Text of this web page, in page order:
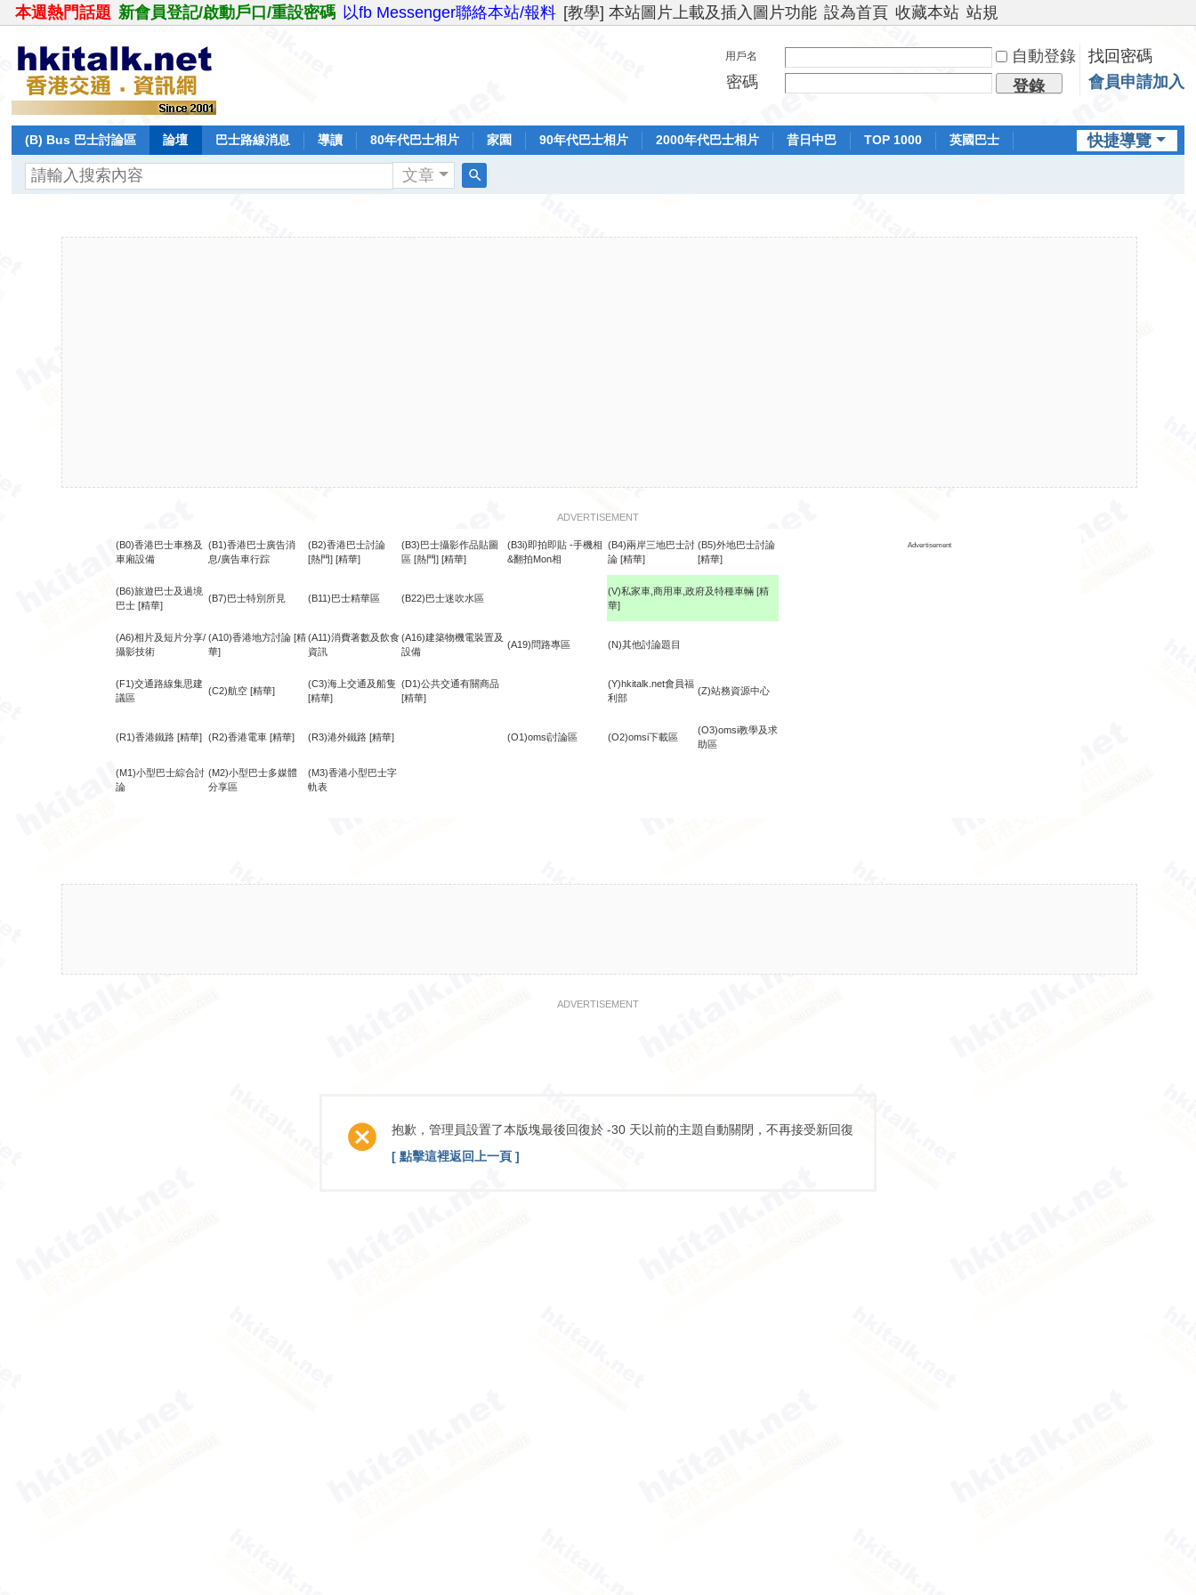
本週熱門話題 新會員登記/啟動戶口/重設密碼 以fb Messenger聯絡本站/報料 [教學] 本站圖片上載及插入圖片功能 設為首頁 收藏本站 站規
用戶名 自動登錄
找回密碼
密碼
登錄 會員申請加入
快捷導覽
(B) Bus 巴士討論區 論壇 巴士路線消息 導讀 80年代巴士相片 家園 90年代巴士相片 2000年代巴士相片 昔日中巴 TOP 1000
英國巴士
文章
ADVERTISEMENT
(B0)香港巴士車務及
車廂設備
(B1)香港巴士廣告消
息/廣告車行踪
(B2)香港巴士討論
[熱門] [精華]
(B3)巴士攝影作品貼圖
區 [熱門] [精華]
(B3i)即拍即貼 -手機相
&翻拍Mon相
(B4)兩岸三地巴士討
論 [精華]
(B5)外地巴士討論
[精華]
Advertisement
(B6)旅遊巴士及過境
巴士 [精華]
(B7)巴士特別所見 (B11)巴士精華區 (B22)巴士迷吹水區
(V)私家車,商用車,政府及特種車輛 [精
華]
(A6)相片及短片分享/
攝影技術
(A10)香港地方討論 [精
華]
(A11)消費著數及飲食
資訊
(A16)建築物機電裝置及
設備
(A19)問路專區 (N)其他討論題目
(F1)交通路線集思建
議區
(C2)航空 [精華]
(C3)海上交通及船隻
[精華]
(D1)公共交通有關商品
[精華]
(Y)hkitalk.net會員福
利部
(Z)站務資源中心
(R1)香港鐵路 [精華] (R2)香港電車 [精華] (R3)港外鐵路 [精華] (O1)omsi討論區 (O2)omsi下載區
(O3)omsi教學及求
助區
(M1)小型巴士綜合討
論
(M2)小型巴士多媒體
分享區
(M3)香港小型巴士字
軌表
ADVERTISEMENT
抱歉，管理員設置了本版塊最後回復於 -30 天以前的主題自動關閉，不再接受新回復
[ 點擊這裡返回上一頁 ]